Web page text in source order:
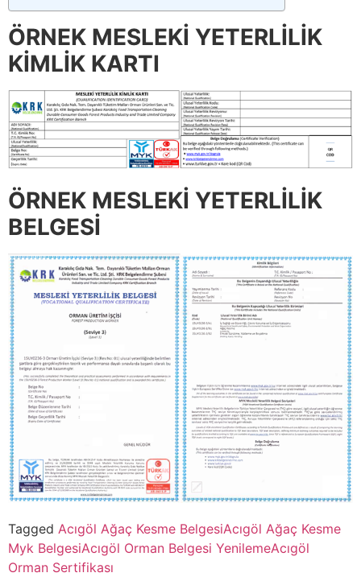
ÖRNEK MESLEKİ YETERLİLİK
KİMLİK KARTI
ÖRNEK MESLEKİ YETERLİLİK
BELGESİ
Tagged Acıgöl Ağaç Kesme BelgesiAcıgöl Ağaç Kesme
Myk BelgesiAcıgöl Orman Belgesi YenilemeAcıgöl
Orman Sertifikası